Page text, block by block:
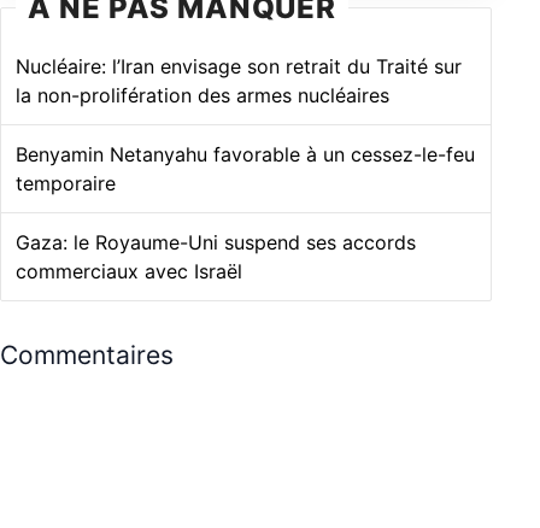
À NE PAS MANQUER
Nucléaire: l’Iran envisage son retrait du Traité sur
la non-prolifération des armes nucléaires
Benyamin Netanyahu favorable à un cessez-le-feu
temporaire
Gaza: le Royaume-Uni suspend ses accords
commerciaux avec Israël
Commentaires